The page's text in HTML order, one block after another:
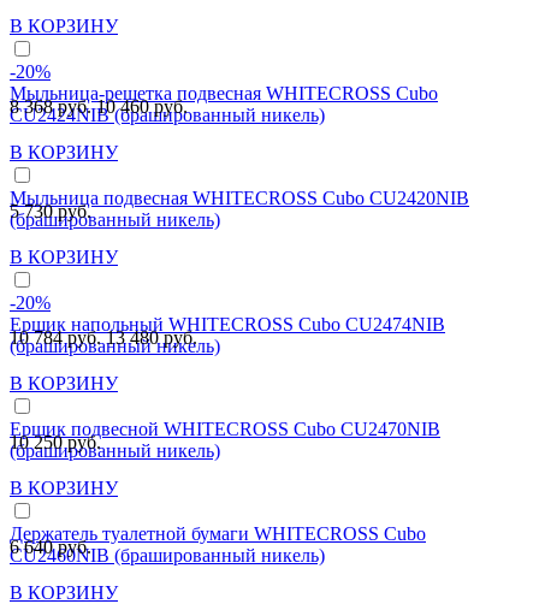
В КОРЗИНУ
-20%
Мыльница-решетка подвесная WHITECROSS Cubo
CU2424NIB (брашированный никель)
8 368 руб.10 460 руб.
В КОРЗИНУ
Мыльница подвесная WHITECROSS Cubo CU2420NIB
(брашированный никель)
5 730 руб.
В КОРЗИНУ
-20%
Ершик напольный WHITECROSS Cubo CU2474NIB
(брашированный никель)
10 784 руб.13 480 руб.
В КОРЗИНУ
Ершик подвесной WHITECROSS Cubo CU2470NIB
(брашированный никель)
10 250 руб.
В КОРЗИНУ
Держатель туалетной бумаги WHITECROSS Cubo
CU2460NIB (брашированный никель)
6 640 руб.
В КОРЗИНУ